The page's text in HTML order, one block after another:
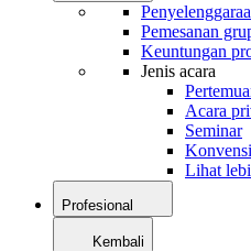
Pemesanan
Keuntungan
Jenis acara
Acara
Seminar
Konvensi
Lihat
Profesional
Kembali